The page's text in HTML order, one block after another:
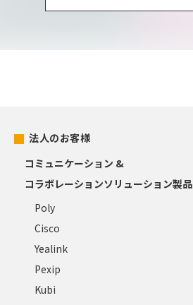
法人のお客様
コミュニケーション &
コラボレーションソリューション製品
Poly
Cisco
Yealink
Pexip
Kubi